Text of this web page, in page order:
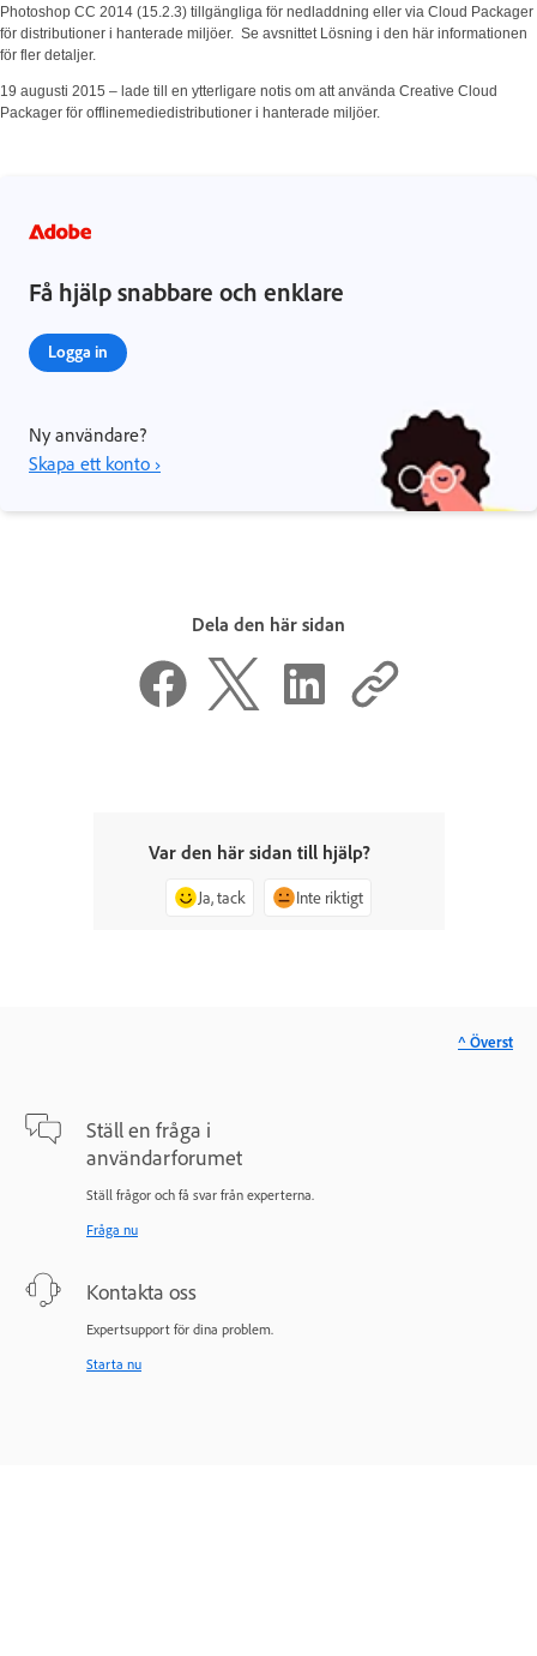
Photoshop CC 2014 (15.2.3) tillgängliga för nedladdning eller via Cloud Packager
för distributioner i hanterade miljöer. Se avsnittet Lösning i den här informationen
för fler detaljer.
19 augusti 2015 – lade till en ytterligare notis om att använda Creative Cloud
Packager för offlinemediedistributioner i hanterade miljöer.
Få hjälp snabbare och enklare
Logga in
Ny användare?
Skapa ett konto ›
Dela den här sidan
Var den här sidan till hjälp?
Ja, tack Inte riktigt
Ställ en fråga i
användarforumet
Ställ frågor och få svar från experterna.
Fråga nu
Kontakta oss
Expertsupport för dina problem.
Starta nu
^ Överst